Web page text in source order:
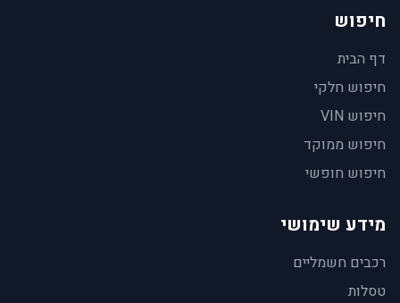
חיפוש
דף הבית
חיפוש חלקי
חיפוש VIN
חיפוש ממוקד
חיפוש חופשי
מידע שימושי
רכבים חשמליים
טסלות